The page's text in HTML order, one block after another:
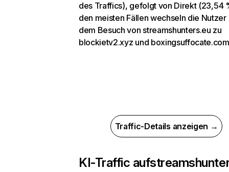
des Traffics), gefolgt von Direkt (23,54
den meisten Fällen wechseln die Nutzer
dem Besuch von streamshunters.eu zu
blockietv2.xyz und
Traffic-Details anzeigen →
KI-Traffic auf